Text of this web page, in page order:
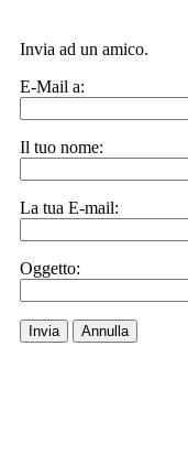
Invia ad un amico.
E-Mail a:
Il tuo nome:
La tua E-mail:
Oggetto:
Invia Annulla